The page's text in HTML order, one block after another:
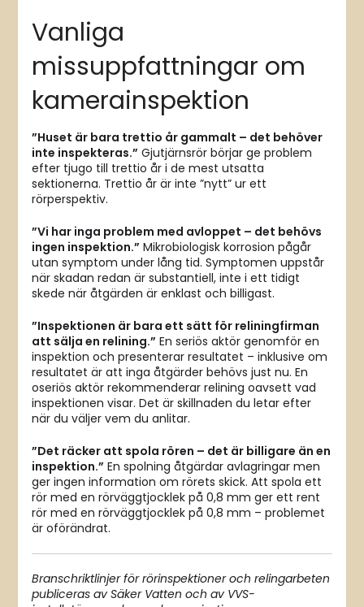
Vanliga
missuppfattningar om
kamerainspektion
”Huset är bara trettio år gammalt – det behöver
inte inspekteras.” Gjutjärnsrör börjar ge problem
efter tjugo till trettio år i de mest utsatta
sektionerna. Trettio år är inte ”nytt” ur ett
rörperspektiv.
”Vi har inga problem med avloppet – det behövs
ingen inspektion.” Mikrobiologisk korrosion pågår
utan symptom under lång tid. Symptomen uppstår
när skadan redan är substantiell, inte i ett tidigt
skede när åtgärden är enklast och billigast.
”Inspektionen är bara ett sätt för reliningfirman
att sälja en relining.” En seriös aktör genomför en
inspektion och presenterar resultatet – inklusive om
resultatet är att inga åtgärder behövs just nu. En
oseriös aktör rekommenderar relining oavsett vad
inspektionen visar. Det är skillnaden du letar efter
när du väljer vem du anlitar.
”Det räcker att spola rören – det är billigare än en
inspektion.” En spolning åtgärdar avlagringar men
ger ingen information om rörets skick. Att spola ett
rör med en rörväggtjocklek på 0,8 mm ger ett rent
rör med en rörväggtjocklek på 0,8 mm – problemet
är oförändrat.
Branschriktlinjer för rörinspektioner och relingarbeten
publiceras av Säker Vatten och av VVS-